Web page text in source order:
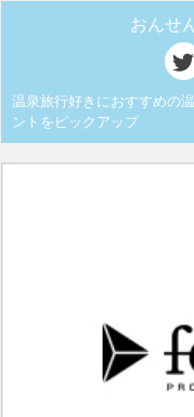
おんせ
温泉旅行好きにおすすめの
ントをピックアップ